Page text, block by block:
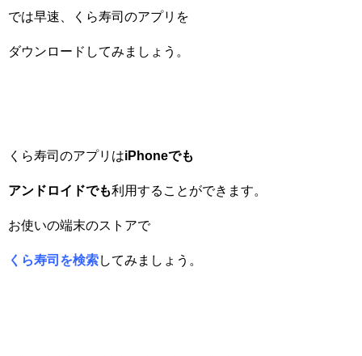
では早速、くら寿司のアプリを
ダウンロードしてみましょう。
くら寿司のアプリはiPhoneでも
アンドロイドでも利用することができます。
お使いの端末のストアで
くら寿司を検索してみましょう。